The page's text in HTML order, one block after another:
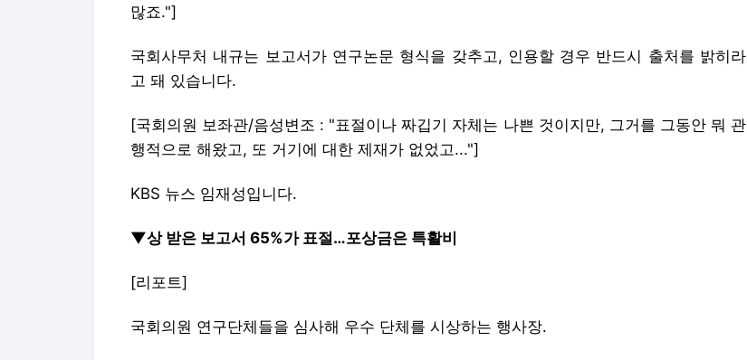
많죠."]
국회사무처 내규는 보고서가 연구논문 형식을 갖추고, 인용할 경우 반드시 출처를 밝히라
고 돼 있습니다.
[국회의원 보좌관/음성변조 : "표절이나 짜깁기 자체는 나쁜 것이지만, 그거를 그동안 뭐 관
행적으로 해왔고, 또 거기에 대한 제재가 없었고..."]
KBS 뉴스 임재성입니다.
▼상 받은 보고서 65%가 표절…포상금은 특활비
[리포트]
국회의원 연구단체들을 심사해 우수 단체를 시상하는 행사장.